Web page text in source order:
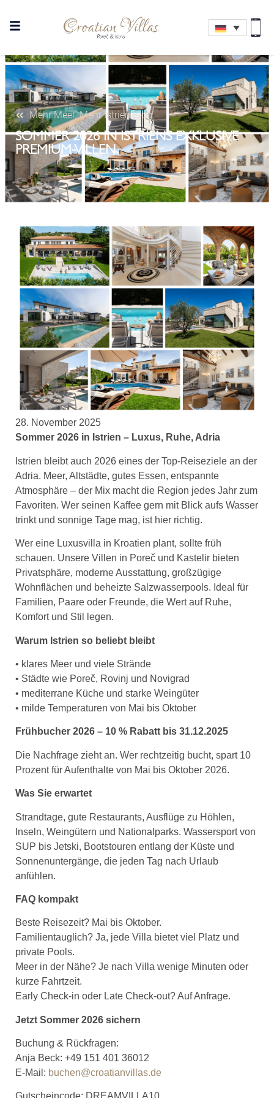
Mehr Meer. Mehr Istrien Blog
SOMMER 2026 IN ISTRIENS EXKLUSIVE
PREMIUM-VILLEN
28. November 2025
Sommer 2026 in Istrien – Luxus, Ruhe, Adria
Istrien bleibt auch 2026 eines der Top-Reiseziele an der
Adria. Meer, Altstädte, gutes Essen, entspannte
Atmosphäre – der Mix macht die Region jedes Jahr zum
Favoriten. Wer seinen Kaffee gern mit Blick aufs Wasser
trinkt und sonnige Tage mag, ist hier richtig.
Wer eine Luxusvilla in Kroatien plant, sollte früh
schauen. Unsere Villen in Poreč und Kastelir bieten
Privatsphäre, moderne Ausstattung, großzügige
Wohnflächen und beheizte Salzwasserpools. Ideal für
Familien, Paare oder Freunde, die Wert auf Ruhe,
Komfort und Stil legen.
Warum Istrien so beliebt bleibt
• klares Meer und viele Strände
• Städte wie Poreč, Rovinj und Novigrad
• mediterrane Küche und starke Weingüter
• milde Temperaturen von Mai bis Oktober
Frühbucher 2026 – 10 % Rabatt bis 31.12.2025
Die Nachfrage zieht an. Wer rechtzeitig bucht, spart 10
Prozent für Aufenthalte von Mai bis Oktober 2026.
Was Sie erwartet
Strandtage, gute Restaurants, Ausflüge zu Höhlen,
Inseln, Weingütern und Nationalparks. Wassersport von
SUP bis Jetski, Bootstouren entlang der Küste und
Sonnenuntergänge, die jeden Tag nach Urlaub
anfühlen.
FAQ kompakt
Beste Reisezeit? Mai bis Oktober.
Familientauglich? Ja, jede Villa bietet viel Platz und
private Pools.
Meer in der Nähe? Je nach Villa wenige Minuten oder
kurze Fahrtzeit.
Early Check-in oder Late Check-out? Auf Anfrage.
Jetzt Sommer 2026 sichern
Buchung & Rückfragen:
Anja Beck: +49 151 401 36012
E-Mail: buchen@croatianvillas.de